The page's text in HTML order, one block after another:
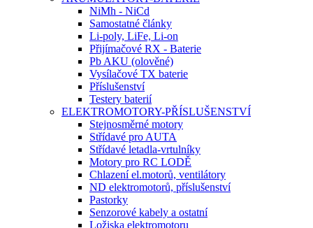
NiMh - NiCd
Samostatné články
Li-poly, LiFe, Li-on
Přijímačové RX - Baterie
Pb AKU (olověné)
Vysílačové TX baterie
Příslušenství
Testery baterií
ELEKTROMOTORY-PŘÍSLUŠENSTVÍ
Stejnosměrné motory
Střídavé pro AUTA
Střídavé letadla-vrtulníky
Motory pro RC LODĚ
Chlazení el.motorů, ventilátory
ND elektromotorů, příslušenství
Pastorky
Senzorové kabely a ostatní
Ložiska elektromotoru